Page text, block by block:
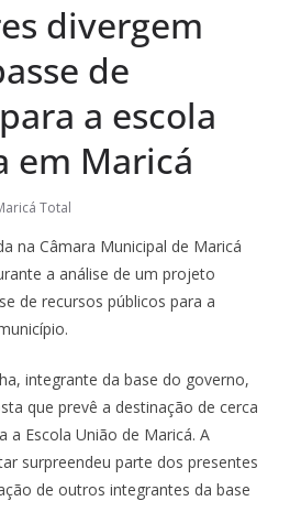
divergem
de
a escola
em Maricá
Total
na Câmara Municipal de Maricá
a análise de um projeto
de recursos públicos para a
integrante da base do governo,
que prevê a destinação de cerca
a Escola União de Maricá. A
surpreendeu parte dos presentes
de outros integrantes da base